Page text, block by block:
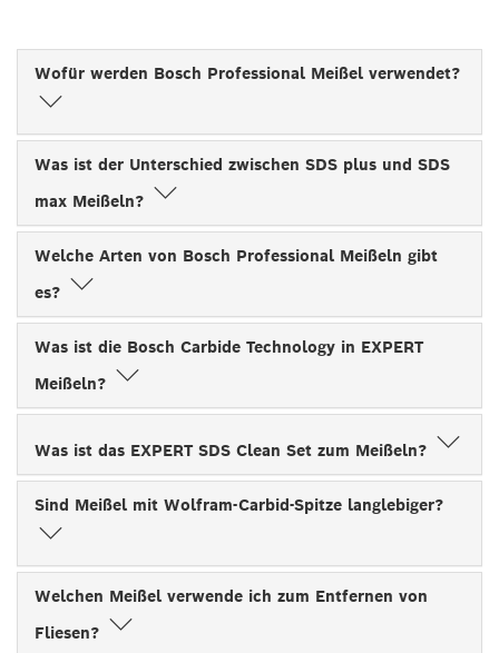
Wofür werden Bosch Professional Meißel verwendet?
Was ist der Unterschied zwischen SDS plus und SDS
max Meißeln?
Welche Arten von Bosch Professional Meißeln gibt
es?
Was ist die Bosch Carbide Technology in EXPERT
Meißeln?
Was ist das EXPERT SDS Clean Set zum Meißeln?
Sind Meißel mit Wolfram-Carbid-Spitze langlebiger?
Welchen Meißel verwende ich zum Entfernen von
Fliesen?